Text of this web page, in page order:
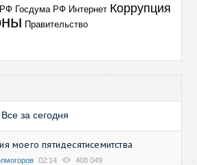
РФ Госдума РФ Интернет Коррупция
Правительство
Все за сегодня
моего пятидесятисемитства
02:14 408 049